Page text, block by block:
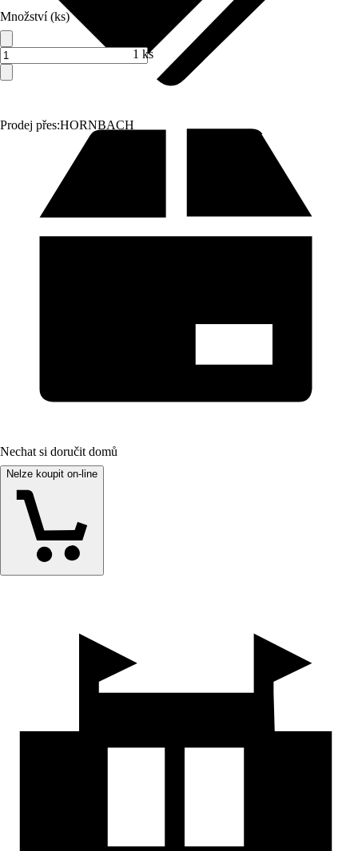
Prodej přes:HORNBACH
Množství (ks)
1 ks
Nechat si doručit domů
Nelze koupit on-line